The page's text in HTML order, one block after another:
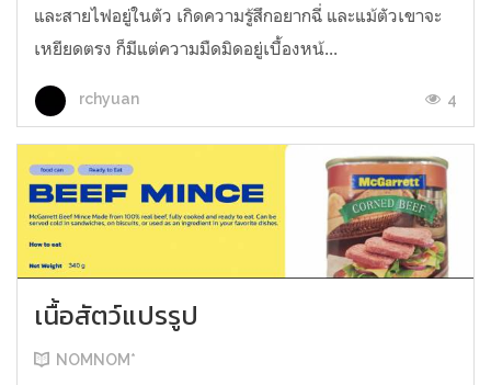
และสายไฟอยู่ในตัว เกิดความรู้สึกอยากฉี่ และแม้ตัวเขาจะ
เหยียดตรง ก็มีแต่ความมืดมิดอยู่เบื้องหน้...
rchyuan 4
เนื้อสัตว์แปรรูป
NOMNOM*